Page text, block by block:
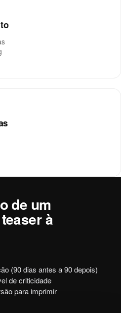
de um
à
(90 dias antes a 90 depois)
de criticidade
para imprimir